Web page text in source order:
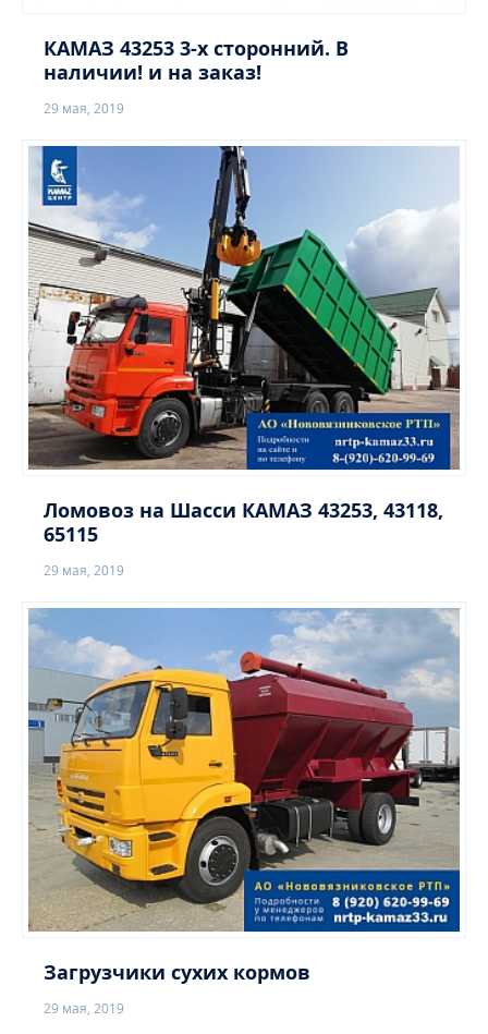
КАМАЗ 43253 3-х сторонний. В
наличии! и на заказ!
29 мая, 2019
Ломовоз на Шасси КАМАЗ 43253, 43118,
65115
29 мая, 2019
Загрузчики сухих кормов
29 мая, 2019